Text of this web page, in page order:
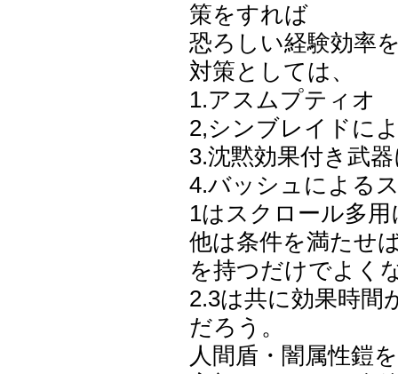
策をすれば
恐ろしい経験効率
対策としては、
1.アスムプティオ
2,シンブレイドに
3.沈黙効果付き武
4.バッシュによる
1はスクロール多
他は条件を満たせ
を持つだけでよく
2.3は共に効果時間
だろう。
人間盾・闇属性鎧